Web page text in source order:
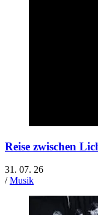
Reise zwischen
31. 07. 26
/Musik